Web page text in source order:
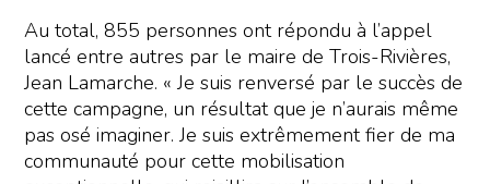
Au total, 855 personnes ont répondu à l’appel
lancé entre autres par le maire de Trois-Rivières,
Jean Lamarche. « Je suis renversé par le succès de
cette campagne, un résultat que je n’aurais même
pas osé imaginer. Je suis extrêmement fier de ma
communauté pour cette mobilisation